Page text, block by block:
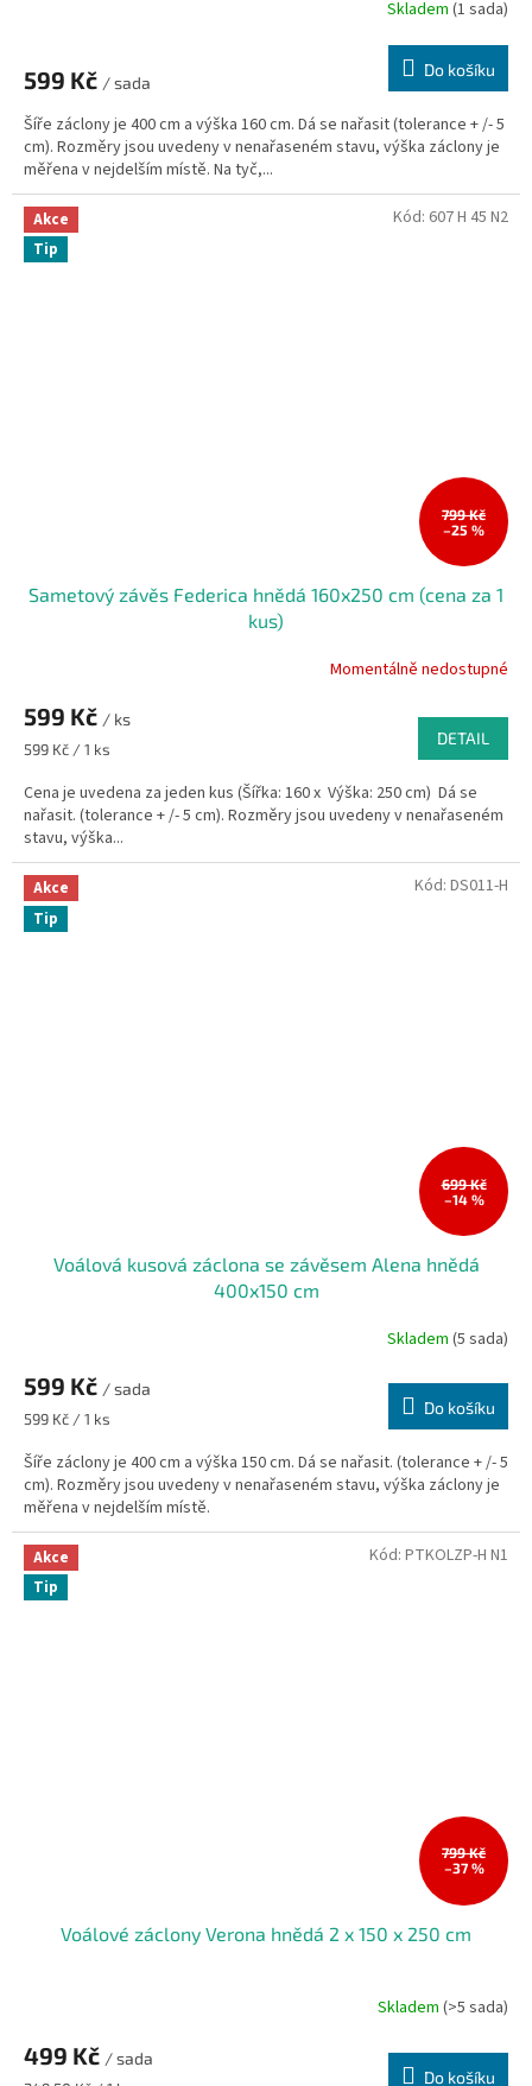
Skladem (1 sada)
599 Kč / sada
Do košíku
Šíře záclony je 400 cm a výška 160 cm. Dá se nařasit (tolerance + /- 5
cm). Rozměry jsou uvedeny v nenařaseném stavu, výška záclony je
měřena v nejdelším místě. Na tyč,...
Akce
Tip
799 Kč
–25 %
Sametový závěs Federica hnědá 160x250 cm (cena za 1
kus)
Momentálně nedostupné
599 Kč / ks
Měrná
599 Kč / 1 ks
DETAIL
Cena je uvedena za jeden kus (Šířka: 160 x Výška: 250 cm) Dá se
nařasit. (tolerance + /- 5 cm). Rozměry jsou uvedeny v nenařaseném
stavu, výška...
Kód: 607 H 45 N2
Akce
Tip
699 Kč
–14 %
Voálová kusová záclona se závěsem Alena hnědá
400x150 cm
produktu
je
5,0
z
5
hvězdiček.
Skladem(5 sada)
599 Kč / sada
Měrná
599 Kč / 1 ks
Do košíku
Šíře záclony je 400 cm a výška 150 cm. Dá se nařasit. (tolerance + /- 5
cm). Rozměry jsou uvedeny v nenařaseném stavu, výška záclony je
měřena v nejdelším místě.
Kód: DS011-H
Akce
Tip
799 Kč
–37 %
Voálové záclony Verona hnědá 2 x 150 x 250 cm
Skladem (>5 sada)
499 Kč / sada
Do košíku
Kód: PTKOLZP-H N1